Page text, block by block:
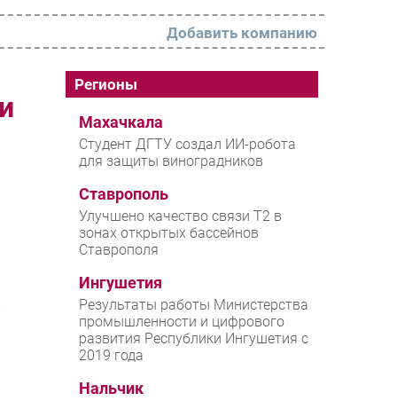
РАЗДЕЛЫ
Новости
Аналитика
Мероприятия
Проекты
IT класс
Тестовый стенд
Каталог компаний
Добавить компанию
Регионы
Махачкала
Студент ДГТУ создал ИИ-робота
для защиты виноградников
Ставрополь
Улучшено качество связи T2 в
зонах открытых бассейнов
Ставрополя
Ингушетия
Результаты работы Министерства
промышленности и цифрового
развития Республики Ингушетия с
2019 года
Нальчик